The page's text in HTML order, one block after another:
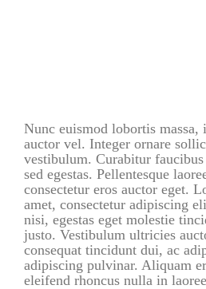
Nunc euismod lobortis
auctor vel. Integer ornare
vestibulum. Curabitur
sed egestas. Pellentesque
consectetur eros auctor eget.
amet, consectetur adipiscing
nisi, egestas eget molestie
justo. Vestibulum ultricies
consequat tincidunt dui, ac
adipiscing pulvinar. Aliquam
eleifend rhoncus nulla in